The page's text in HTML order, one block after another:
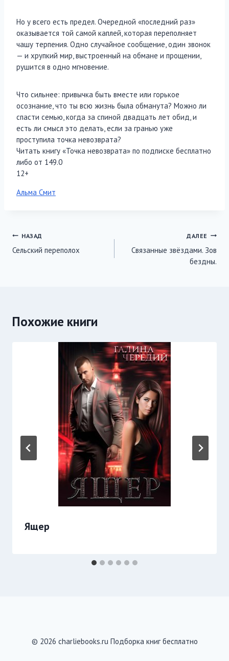
Но у всего есть предел. Очередной «последний раз»
оказывается той самой каплей, которая переполняет
чашу терпения. Одно случайное сообщение, один звонок
— и хрупкий мир, выстроенный на обмане и прощении,
рушится в одно мгновение.
Что сильнее: привычка быть вместе или горькое
осознание, что ты всю жизнь была обманута? Можно ли
спасти семью, когда за спиной двадцать лет обид, и
есть ли смысл это делать, если за гранью уже
проступила точка невозврата?
Читать книгу «Точка невозврата» по подписке бесплатно
либо от 149.0
12+
Метки
Альма Смит
Навигация
по
НАЗАД
Сельский переполох
ДАЛЕЕ
Связанные звёздами. Зов
бездны.
Похожие книги
Ящер
© 2026 charliebooks.ru Подборка книг бесплатно